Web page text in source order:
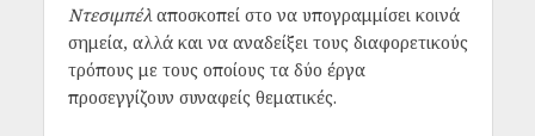
Ντεσιμπέλ αποσκοπεί στο να υπογραμμίσει κοινά
σημεία, αλλά και να αναδείξει τους διαφορετικούς
τρόπους με τους οποίους τα δύο έργα
προσεγγίζουν συναφείς θεματικές.